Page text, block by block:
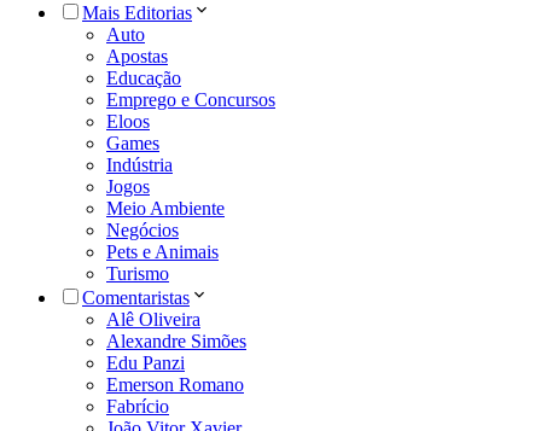
Mais Editorias
Auto
Apostas
Educação
Emprego e Concursos
Eloos
Games
Indústria
Jogos
Meio Ambiente
Negócios
Pets e Animais
Turismo
Comentaristas
Alê Oliveira
Alexandre Simões
Edu Panzi
Emerson Romano
Fabrício